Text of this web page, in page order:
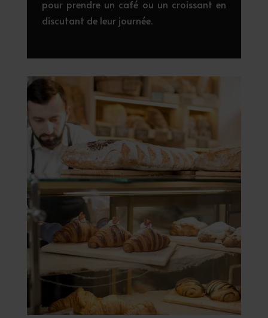
pour prendre un café ou un croissant en
discutant de leur journée.